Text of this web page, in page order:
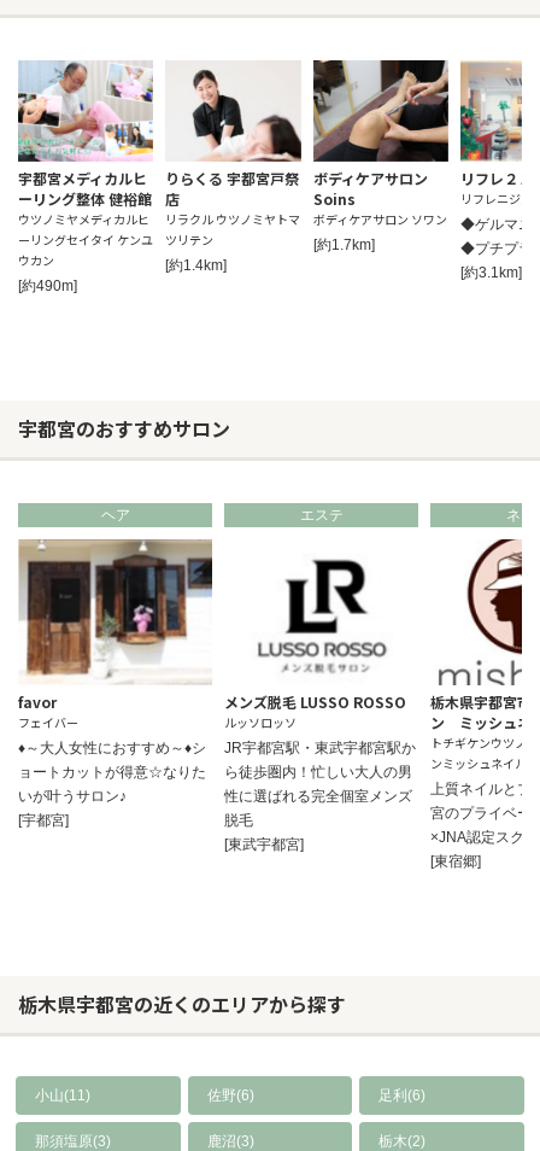
宇都宮メディカルヒ
ーリング整体 健裕館
ウツノミヤメディカルヒ
ーリングセイタイ ケンユ
ウカン
[約490m]
りらくる 宇都宮戸祭
店
リラクル ウツノミヤトマ
ツリテン
[約1.4km]
ボディケアサロン
Soins
ボディケアサロン ソワン
[約1.7km]
リフレ２１
リフレニジュ
◆ゲルマニ
◆プチプラ
[約3.1km]
宇都宮のおすすめサロン
ヘア
favor
フェイバー
♦～大人女性におすすめ～♦シ
ョートカットが得意☆なりた
いが叶うサロン♪
[宇都宮]
エステ
メンズ脱毛 LUSSO ROSSO
ルッソロッソ
JR宇都宮駅・東武宇都宮駅か
ら徒歩圏内！忙しい大人の男
性に選ばれる完全個室メンズ
脱毛
[東武宇都宮]
ネイ
栃木県宇都宮
ン ミッシュネ
トチギケンウツノ
ンミッシュネイル
上質ネイルと
宮のプライベー
×JNA認定スク
[東宿郷]
栃木県宇都宮の近くのエリアから探す
小山(11) 佐野(6) 足利(6)
那須塩原(3) 鹿沼(3) 栃木(2)